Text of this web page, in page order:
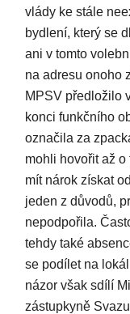
vlády ke stále
bydlení, který se
ani v tomto
na adresu onoho
MPSV předložilo
konci funkčního
označila za
mohli hovořit až
mít nárok získat
jeden z důvodů,
nepodpořila.
tehdy také
se podílet na
názor však sdílí
zástupkyně